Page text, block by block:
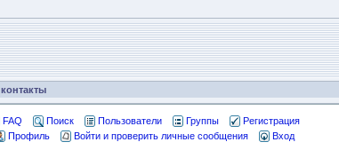
контакты
FAQ Поиск Пользователи Группы
Регистрация
Профиль
Войти и проверить личные сообщения Вход